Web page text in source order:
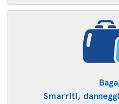
Smarriti,